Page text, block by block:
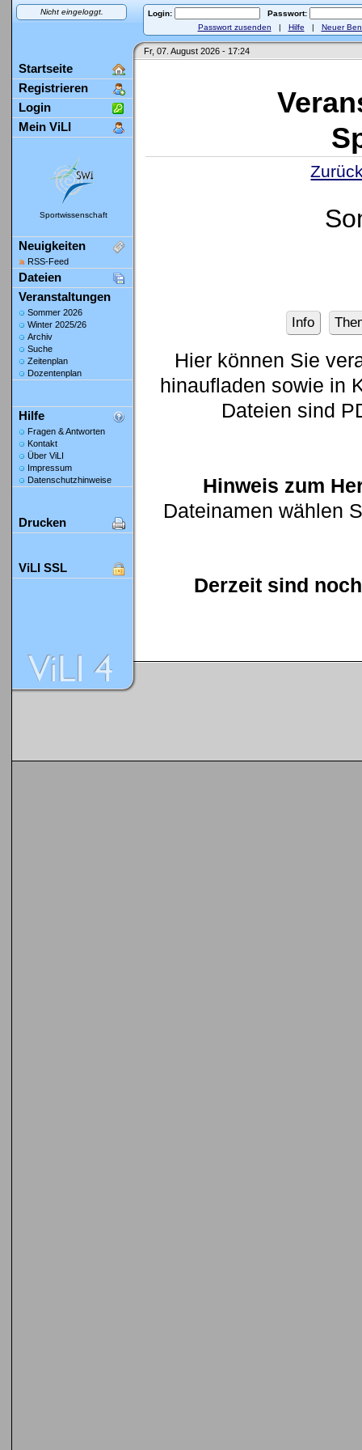
Nicht eingeloggt. Login:
Passwort:
Passwort zusenden | Hilfe | Neuer
Fr, 07. August 2026 - 17:24
Startseite
Registrieren
Login
Mein ViLI
Sportwissenschaft
Neuigkeiten
RSS-Feed
Dateien
Veranstaltungen
Sommer 2026
Winter 2025/26
Archiv
Suche
Zeitenplan
Dozentenplan
Hilfe
Fragen & Antworten
Kontakt
Über ViLI
Impressum
Datenschutzhinweise
Drucken
ViLI SSL
Info
Hier können Sie
hinaufladen sowie in
Dateien sind
Hinweis zum
Dateinamen wählen
Derzeit sind